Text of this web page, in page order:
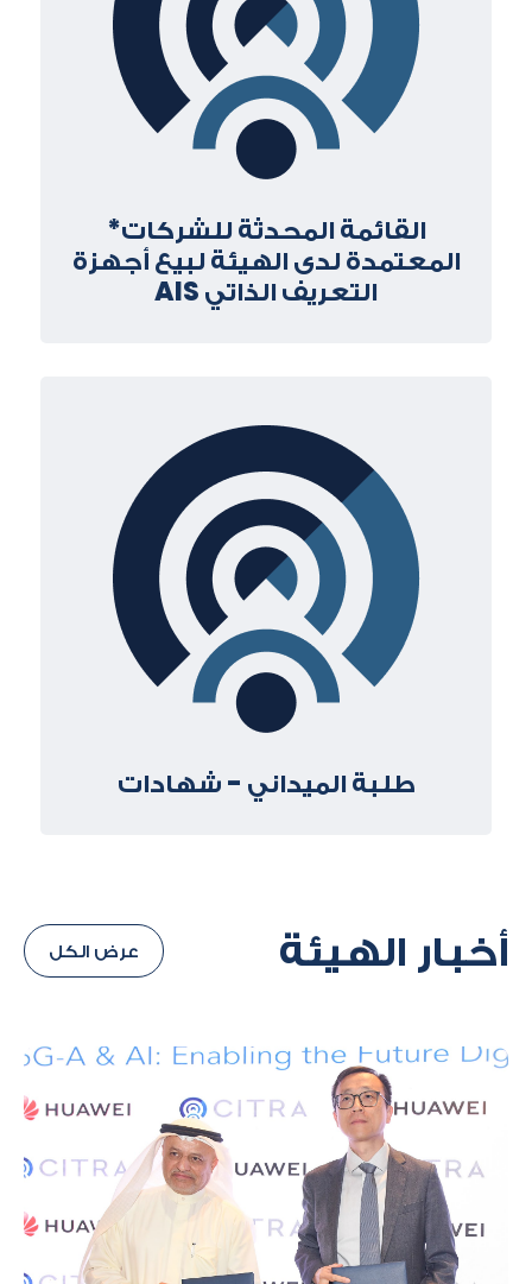
القائمة المحدثة للشركات*
المعتمدة لدى الهيئة لبيع أجهزة
التعريف الذاتي AIS
طلبة الميداني - شهادات
أخبار الهيئة عرض الكل